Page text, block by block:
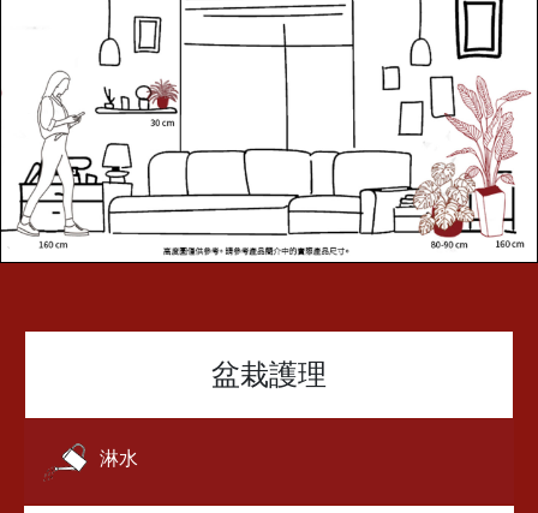
盆栽護理
淋水